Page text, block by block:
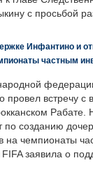
с просьбой
Инфантино и
частным
встречу с
Рабате.
по созданию
на чемпионаты
FIFA заявила о